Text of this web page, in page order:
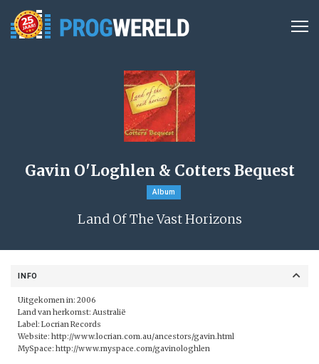
Gavin O'Loghlen & Cotters Bequest
Album
Land Of The Vast Horizons
INFO
Uitgekomen in: 2006
Land van herkomst: Australië
Label: Locrian Records
Website: http://www.locrian.com.au/ancestors/gavin.html
MySpace: http://www.myspace.com/gavinologhlen